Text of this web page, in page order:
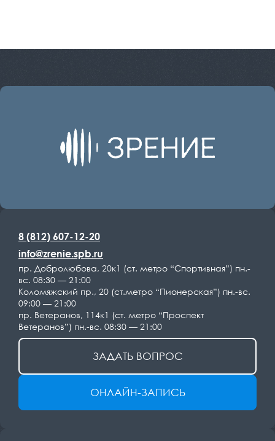
8 (812) 607-12-20
info@zrenie.spb.ru
пр. Добролюбова, 20к1 (ст. метро “Спортивная”) пн.-
вс. 08:30 — 21:00
Коломяжский пр., 20 (ст.метро “Пионерская”) пн.-вс.
09:00 — 21:00
пр. Ветеранов, 114к1 (ст. метро “Проспект
Ветеранов”) пн.-вс. 08:30 — 21:00
ЗАДАТЬ ВОПРОС
ОНЛАЙН-ЗАПИСЬ